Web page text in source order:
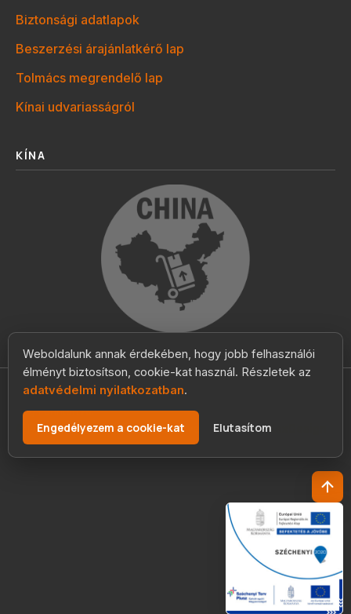
Biztonsági adatlapok
Beszerzési árajánlatkérő lap
Tolmács megrendelő lap
Kínai udvariasságról
KÍNA
Planimport Szolgáltató és Kereskedelmi Kft. © 2009 Minden
Jog Fenntartva.
Adatvédelmi nyilatkozat| Szerver szolgáltató:KexDesign
Weboldalunk annak érdekében, hogy jobb felhasználói
élményt biztosítson, cookie-kat használ. Részletek az
adatvédelmi nyilatkozatban.
Engedélyezem a cookie-kat Elutasítom